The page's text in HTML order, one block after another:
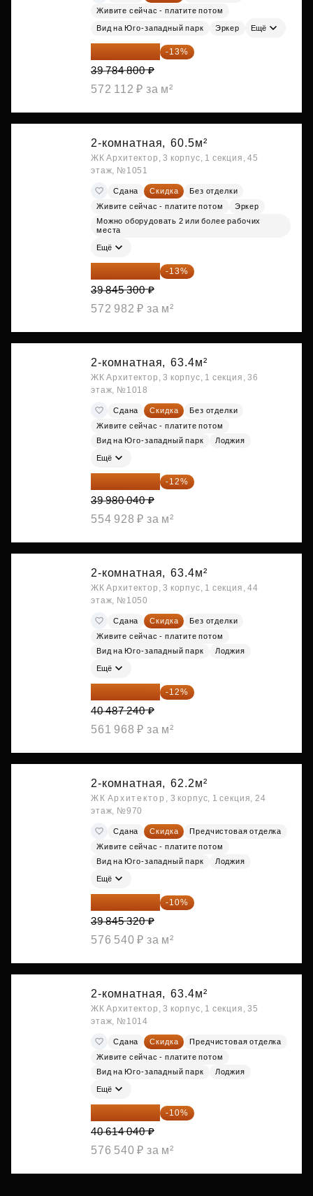
Живите сейчас - платите потом
Вид на Юго-западный парк Эркер Ещё
34 612 776 ₽ -13%
39 784 800 ₽
572 112 ₽ за м²
2-комнатная, 60.5м²
ЖК Архитектор, 3 корпус, 1 секция, 45
этаж, №1051
Сдана Скидка
Без отделки
Живите сейчас - платите потом
Эркер
Можно оборудовать 2 или более рабочих
места
Ещё
34 665 411 ₽ -13%
39 845 300 ₽
572 982 ₽ за м²
2-комнатная, 63.4м²
ЖК Архитектор, 3 корпус, 1 секция, 36
этаж, №1018
Сдана Скидка
Без отделки
Живите сейчас - платите потом
Вид на Юго-западный парк
Лоджия
Ещё
35 182 435 ₽ -12%
39 980 040 ₽
554 928 ₽ за м²
2-комнатная, 63.4м²
ЖК Архитектор, 3 корпус, 1 секция, 44
этаж, №1050
Сдана Скидка
Без отделки
Живите сейчас - платите потом
Вид на Юго-западный парк
Лоджия
Ещё
35 628 771 ₽ -12%
40 487 240 ₽
561 968 ₽ за м²
2-комнатная, 62.2м²
ЖК Архитектор, 3 корпус, 1 секция, 24
этаж, №970
Сдана Скидка
Предчистовая отделка
Живите сейчас - платите потом
Вид на Юго-западный парк
Лоджия
Ещё
35 860 788 ₽ -10%
39 845 320 ₽
576 540 ₽ за м²
2-комнатная, 63.4м²
ЖК Архитектор, 3 корпус, 1 секция, 35
этаж, №1014
Сдана Скидка
Предчистовая отделка
Живите сейчас - платите потом
Вид на Юго-западный парк
Лоджия
Ещё
36 552 636 ₽ -10%
40 614 040 ₽
576 540 ₽ за м²